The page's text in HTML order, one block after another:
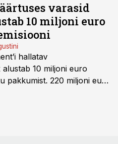
varasid
10 miljoni euro
hallatav
10 miljoni euro
pakkumist. 220 miljoni euro